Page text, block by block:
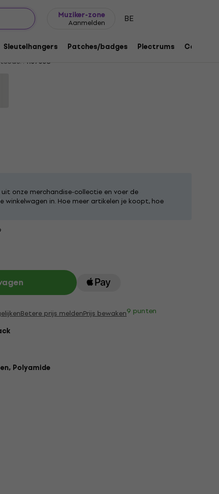
Muziker-zone
Aanmelden BE
Sleutelhangers Patches/badges Plectrums Cadeaus
Tongue Black 40-45 Sokken
. 1167558
onze merchandise-collectie en voer de
winkelwagen in. Hoe meer artikelen je koopt, hoe
Betere prijs meldenPrijs bewaken9 punten
Polyamide